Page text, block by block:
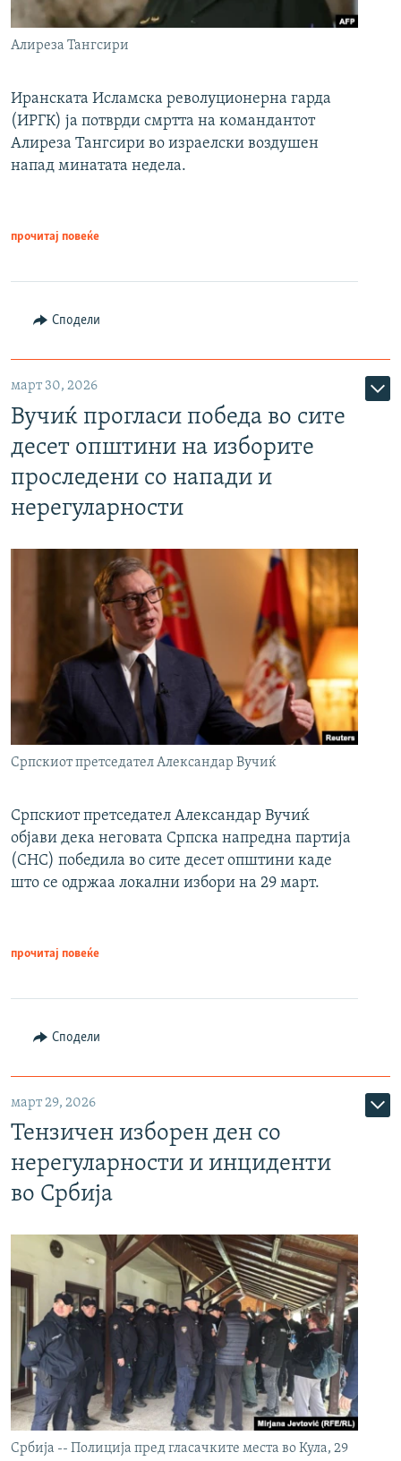
Алиреза Тангсири
Иранската Исламска револуционерна гарда
(ИРГК) ја потврди смртта на командантот
Алиреза Тангсири во израелски воздушен
напад минатата недела.
прочитај повеќе
Сподели
март 30, 2026
Вучиќ прогласи победа во сите
десет општини на изборите
проследени со напади и
нерегуларности
Српскиот претседател Александар Вучиќ
Српскиот претседател Александар Вучиќ
објави дека неговата Српска напредна партија
(СНС) победила во сите десет општини каде
што се одржаа локални избори на 29 март.
прочитај повеќе
Сподели
март 29, 2026
Тензичен изборен ден со
нерегуларности и инциденти
во Србија
Србија -- Полиција пред гласачките места во Кула, 29